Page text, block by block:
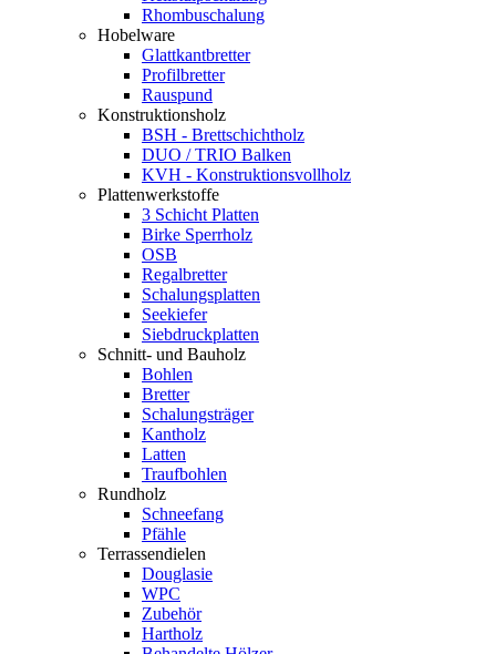
Rhombuschalung
Hobelware
Glattkantbretter
Profilbretter
Rauspund
Konstruktionsholz
BSH - Brettschichtholz
DUO / TRIO Balken
KVH - Konstruktionsvollholz
Plattenwerkstoffe
3 Schicht Platten
Birke Sperrholz
OSB
Regalbretter
Schalungsplatten
Seekiefer
Siebdruckplatten
Schnitt- und Bauholz
Bohlen
Bretter
Schalungsträger
Kantholz
Latten
Traufbohlen
Rundholz
Schneefang
Pfähle
Terrassendielen
Douglasie
WPC
Zubehör
Hartholz